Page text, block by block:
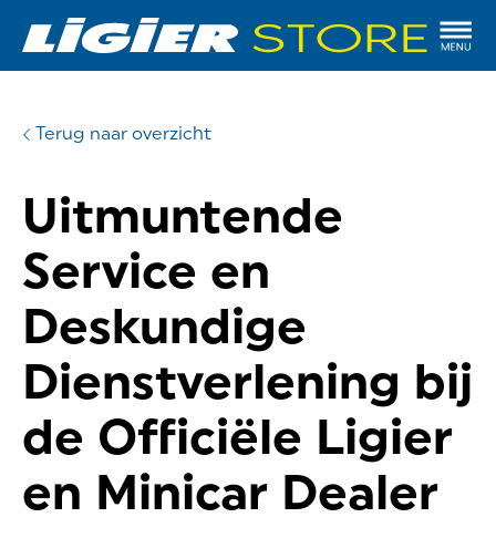
Terug naar overzicht
Uitmuntende
Service en
Deskundige
Dienstverlening bij
de Officiële Ligier
en Minicar Dealer